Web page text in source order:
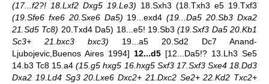
(17...f2?! 18.Lxf2 Dxg5 19.Le3) 18.Sxh3 (18.Txh3 e5 19.Txf3
(19.Sfe6 fxe6 20.Sxe6 Da5) 19...exd4(19...Da5 20.Sb3 Dxa2
21.Sd5 Tc8) 20.Txd4 Da5) 18...e5! 19.Sb3(19.Sxf3 Da5 20.Kb1
Sc3+ 21.bxc3 bxc3) 19...a5 20.Sd2 Dc7 Anand-
Ljubojevic,Buenos Aires 1994] 12...d5 [12...Da5!? 13.Lh3 Se5
14.b3 Tc8 15.a4(15.g5 hxg5 16.hxg5 Sxf3 17.Sxf3 Sxe4 18.Dd3
Dxa2 19.Ld4 Sg3 20.Lxe6 Dxc2+ 21.Dxc2 Se2+ 22.Kd2 Txc2+